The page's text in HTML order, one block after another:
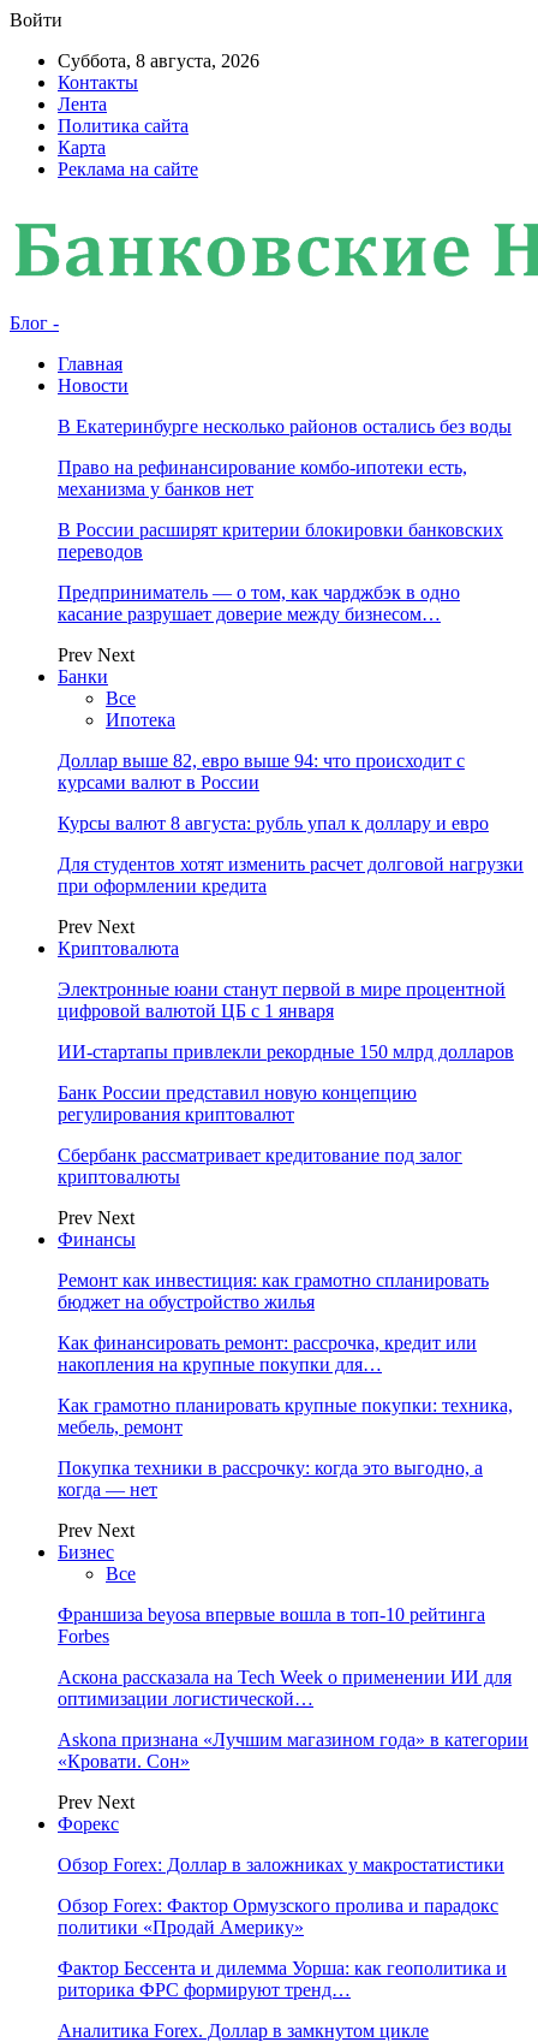
Войти
Суббота, 8 августа, 2026
Контакты
Лента
Политика сайта
Карта
Реклама на сайте
Блог -
Главная
Новости
В Екатеринбурге несколько районов остались без воды
Право на рефинансирование комбо-ипотеки есть,
механизма у банков нет
В России расширят критерии блокировки банковских
переводов
Предприниматель — о том, как чарджбэк в одно
касание разрушает доверие между бизнесом…
Prev Next
Банки
Все
Ипотека
Доллар выше 82, евро выше 94: что происходит с
курсами валют в России
Курсы валют 8 августа: рубль упал к доллару и евро
Для студентов хотят изменить расчет долговой нагрузки
при оформлении кредита
Prev Next
Криптовалюта
Электронные юани станут первой в мире процентной
цифровой валютой ЦБ с 1 января
ИИ-стартапы привлекли рекордные 150 млрд долларов
Банк России представил новую концепцию
регулирования криптовалют
Сбербанк рассматривает кредитование под залог
криптовалюты
Prev Next
Финансы
Ремонт как инвестиция: как грамотно спланировать
бюджет на обустройство жилья
Как финансировать ремонт: рассрочка, кредит или
накопления на крупные покупки для…
Как грамотно планировать крупные покупки: техника,
мебель, ремонт
Покупка техники в рассрочку: когда это выгодно, а
когда — нет
Prev Next
Бизнес
Все
Франшиза beyosa впервые вошла в топ-10 рейтинга
Forbes
Аскона рассказала на Tech Week о применении ИИ для
оптимизации логистической…
Askona признана «Лучшим магазином года» в категории
«Кровати. Сон»
Prev Next
Форекс
Обзор Forex: Доллар в заложниках у макростатистики
Обзор Forex: Фактор Ормузского пролива и парадокс
политики «Продай Америку»
Фактор Бессента и дилемма Уорша: как геополитика и
риторика ФРС формируют тренд…
Аналитика Forex. Доллар в замкнутом цикле